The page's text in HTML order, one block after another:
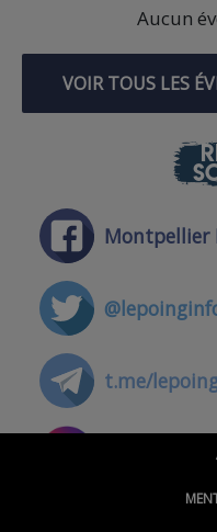
Aucun
VOIR TOUS LES
Montpellier
t.me/